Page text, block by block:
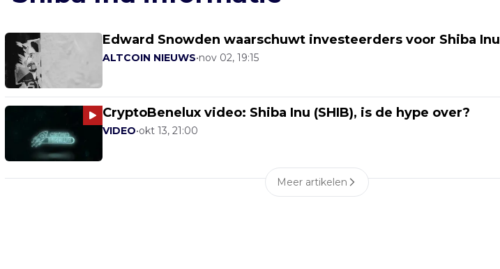
Edward Snowden waarschuwt investeerders voor Shiba Inu
ALTCOIN NIEUWS•nov 02, 19:15
CryptoBenelux video: Shiba Inu (SHIB), is de hype over?
VIDEO•okt 13, 21:00
Meer artikelen